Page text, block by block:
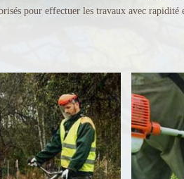
pour effectuer les travaux avec rapidité